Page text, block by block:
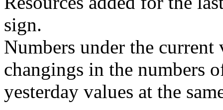
sign.
Numbers under the
changings in the numbers
yesterday values at the